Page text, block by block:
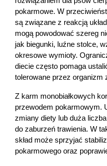
pokarmowe. W
są związane z reakcją
mogą powodować szereg
jak biegunki, luźne stolce,
okresowe wymioty.
diecie często pomaga
tolerowane przez organizm
Z karm monobiałkowych
przewodem pokarmowym.
zmiany diety lub duża
do zaburzeń trawienia. W
skład może sprzyjać
pokarmowego oraz